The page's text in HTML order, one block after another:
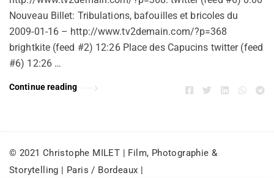
Nouveau Billet: Tribulations, bafouilles et bricoles du
2009-01-16 – http://www.tv2demain.com/?p=368
brightkite (feed #2) 12:26 Place des Capucins twitter (feed
#6) 12:26 …
Continue reading
© 2021 Christophe MILET | Film, Photographie &
Storytelling | Paris / Bordeaux |